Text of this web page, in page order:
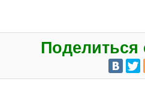
Поделиться